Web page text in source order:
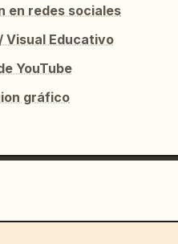
en redes sociales
Visual Educativo
YouTube
gráfico